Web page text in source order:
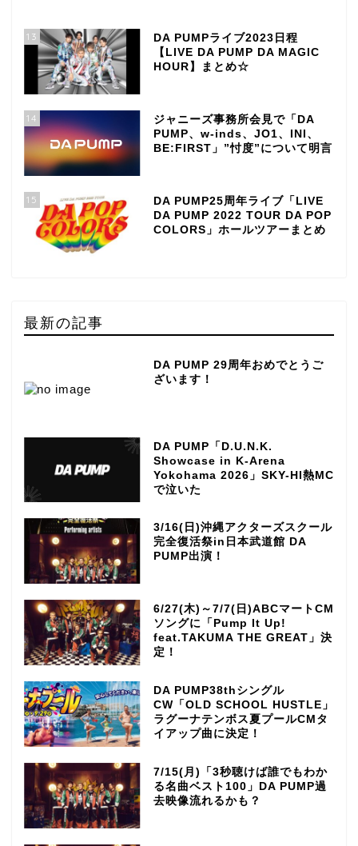
13
DA PUMPライブ2023日程
【LIVE DA PUMP DA MAGIC
HOUR】まとめ☆
14
ジャニーズ事務所会見で「DA
PUMP、w-inds、JO1、INI、
BE:FIRST」”忖度”について明言
15
DA PUMP25周年ライブ「LIVE
DA PUMP 2022 TOUR DA POP
COLORS」ホールツアーまとめ
最新の記事
DA PUMP 29周年おめでとうご
ざいます！
DA PUMP「D.U.N.K.
Showcase in K-Arena
Yokohama 2026」SKY-HI熱MC
で泣いた
3/16(日)沖縄アクターズスクール
完全復活祭in日本武道館 DA
PUMP出演！
6/27(木)～7/7(日)ABCマートCM
ソングに「Pump It Up!
feat.TAKUMA THE GREAT」決
定！
DA PUMP38thシングル
CW「OLD SCHOOL HUSTLE」
ラグーナテンボス夏プールCMタ
イアップ曲に決定！
7/15(月)「3秒聴けば誰でもわか
る名曲ベスト100」DA PUMP過
去映像流れるかも？